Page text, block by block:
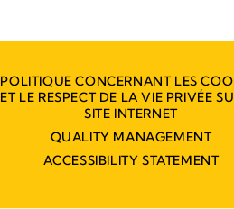
POLITIQUE CONCERNANT LES
ET LE RESPECT DE LA VIE PRIVÉE
SITE INTERNET
QUALITY MANAGEMENT
ACCESSIBILITY STATEMENT